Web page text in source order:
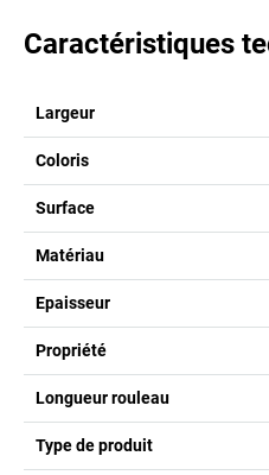
Caractéristiques
Largeur
Coloris
Surface
Matériau
Epaisseur
Propriété
Longueur rouleau
Type de produit